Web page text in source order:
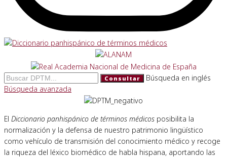
Consultar
Búsqueda en inglés
Búsqueda avanzada
El Diccionario panhispánico de términos médicos posibilita la
normalización y la defensa de nuestro patrimonio lingüístico
como vehículo de transmisión del conocimiento médico y recoge
la riqueza del léxico biomédico de habla hispana, aportando las